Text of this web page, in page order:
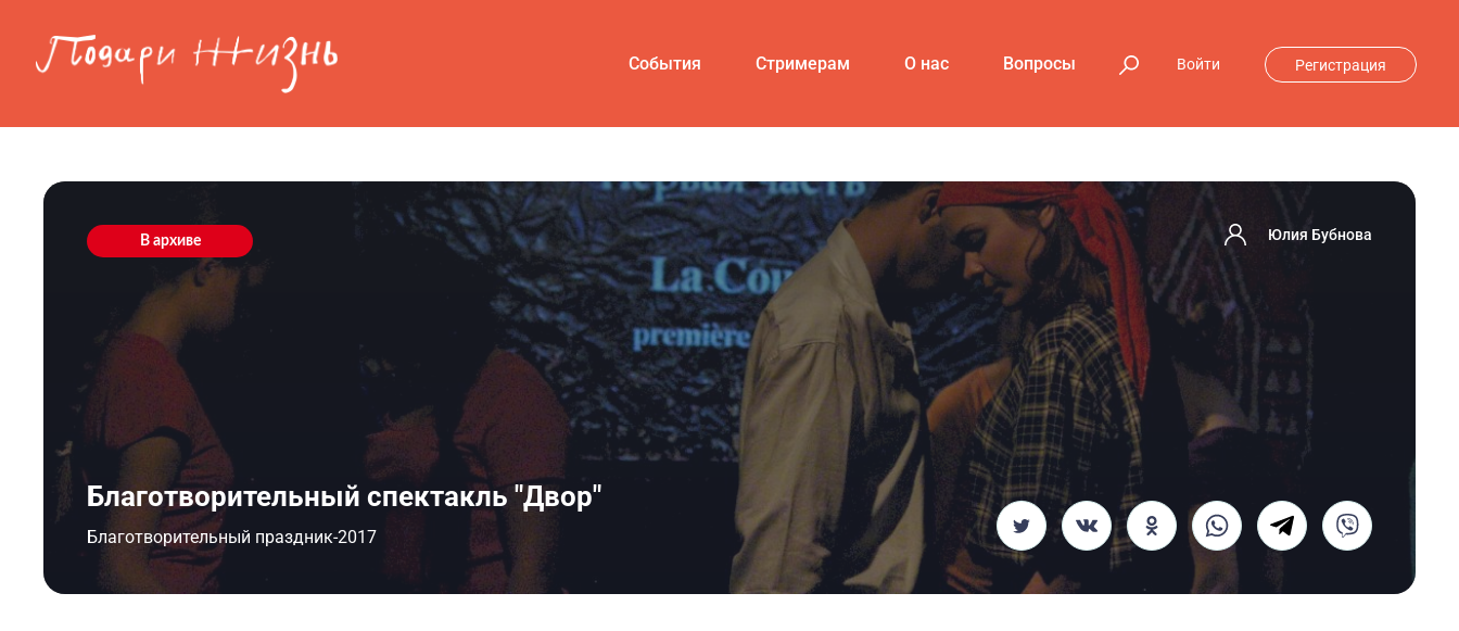
События Стримерам О нас Вопросы Войти Регистрация
В архиве Юлия Бубнова
Благотворительный спектакль "Двор"
Благотворительный праздник-2017